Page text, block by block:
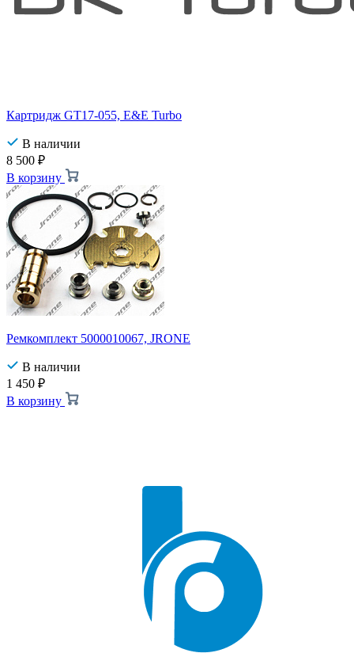
Картридж GT17-055, E&E Turbo
В наличии
8 500 ₽
В корзину
Ремкомплект 5000010067, JRONE
В наличии
1 450 ₽
В корзину